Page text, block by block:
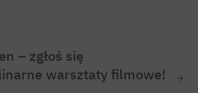
– zgłoś się
warsztaty filmowe!